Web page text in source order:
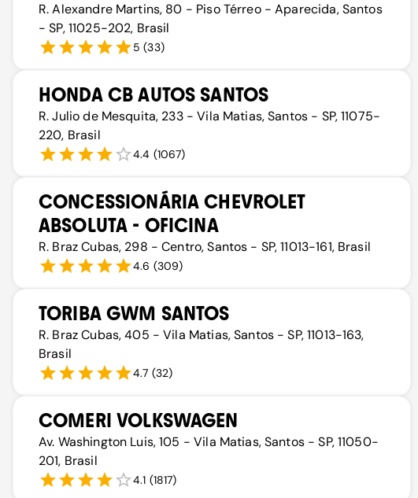
R. Alexandre Martins, 80 - Piso Térreo - Aparecida, Santos
- SP, 11025-202, Brasil
5 (33)
HONDA CB AUTOS SANTOS
R. Julio de Mesquita, 233 - Vila Matias, Santos - SP, 11075-
220, Brasil
4.4 (1067)
CONCESSIONÁRIA CHEVROLET
ABSOLUTA - OFICINA
R. Braz Cubas, 298 - Centro, Santos - SP, 11013-161, Brasil
4.6 (309)
TORIBA GWM SANTOS
R. Braz Cubas, 405 - Vila Matias, Santos - SP, 11013-163,
Brasil
4.7 (32)
COMERI VOLKSWAGEN
Av. Washington Luis, 105 - Vila Matias, Santos - SP, 11050-
201, Brasil
4.1 (1817)